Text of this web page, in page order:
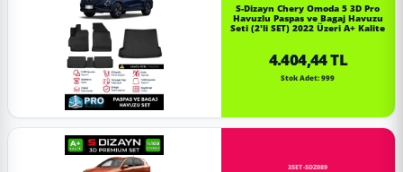
S-Dizayn Chery Omoda 5 3D Pro
Havuzlu Paspas ve Bagaj Havuzu
Seti (2'li SET) 2022 Üzeri A+ Kalite
4.404,44 TL
Stok Adet: 999
3SET-SDZ089